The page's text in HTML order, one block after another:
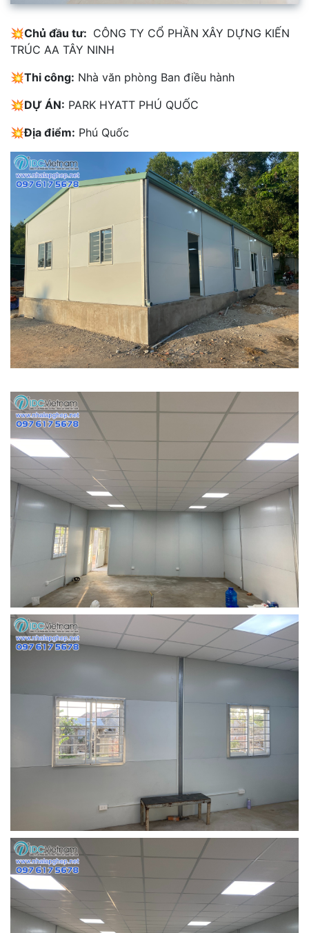
💥Chủ đầu tư: CÔNG TY CỔ PHẦN XÂY DỰNG KIẾN
TRÚC AA TÂY NINH
💥Thi công: Nhà văn phòng Ban điều hành
💥DỰ ÁN: PARK HYATT PHÚ QUỐC
💥Địa điểm: Phú Quốc